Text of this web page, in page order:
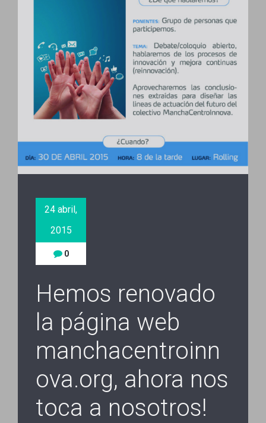
24 abril,
2015
0
Hemos renovado
la página web
manchacentroinn
ova.org, ahora nos
toca a nosotros!